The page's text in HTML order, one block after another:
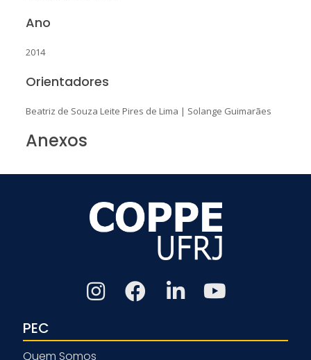
Ano
2014
Orientadores
Beatriz de Souza Leite Pires de Lima | Solange Guimarães
Anexos
PEC
Quem Somos